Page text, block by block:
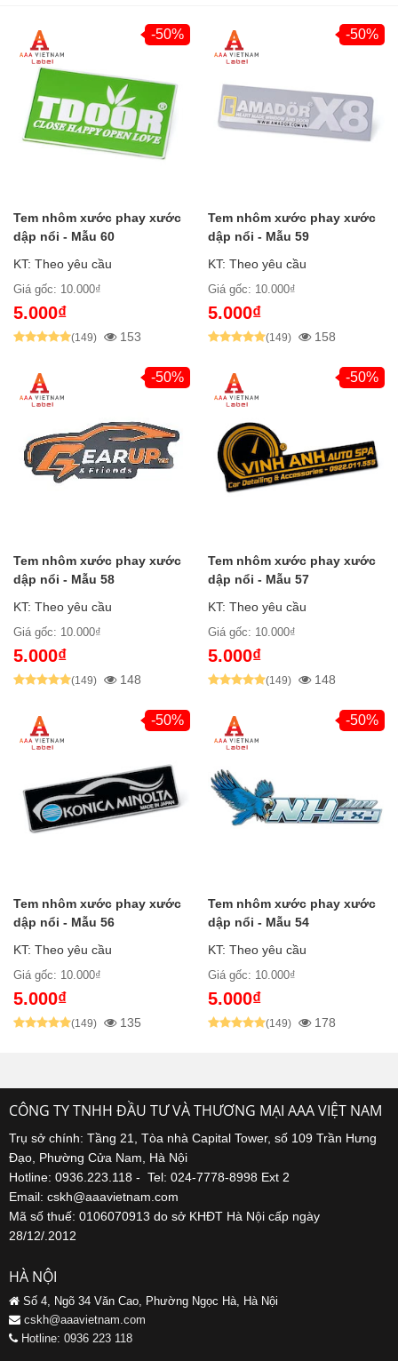
-50%
Tem nhôm xước phay xước
dập nổi - Mẫu 60
KT: Theo yêu cầu
Giá gốc: 10.000₫
5.000₫
(149) 153
-50%
Tem nhôm xước phay xước
dập nổi - Mẫu 59
KT: Theo yêu cầu
Giá gốc: 10.000₫
5.000₫
(149) 158
-50%
Tem nhôm xước phay xước
dập nổi - Mẫu 58
KT: Theo yêu cầu
Giá gốc: 10.000₫
5.000₫
(149) 148
-50%
Tem nhôm xước phay xước
dập nổi - Mẫu 57
KT: Theo yêu cầu
Giá gốc: 10.000₫
5.000₫
(149) 148
-50%
Tem nhôm xước phay xước
dập nổi - Mẫu 56
KT: Theo yêu cầu
Giá gốc: 10.000₫
5.000₫
(149) 135
-50%
Tem nhôm xước phay xước
dập nổi - Mẫu 54
KT: Theo yêu cầu
Giá gốc: 10.000₫
5.000₫
(149) 178
CÔNG TY TNHH ĐẦU TƯ VÀ THƯƠNG MẠI AAA VIỆT NAM
Trụ sở chính: Tầng 21, Tòa nhà Capital Tower, số 109 Trần Hưng
Đạo, Phường Cửa Nam, Hà Nội
Hotline: 0936.223.118 - Tel: 024-7778-8998 Ext 2
Email: cskh@aaavietnam.com
Mã số thuế: 0106070913 do sở KHĐT Hà Nội cấp ngày
28/12/.2012
HÀ NỘI
Số 4, Ngõ 34 Văn Cao, Phường Ngọc Hà, Hà Nội
cskh@aaavietnam.com
Hotline: 0936 223 118